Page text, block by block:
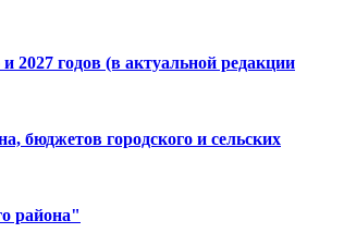
2027 годов (в актуальной редакции
бюджетов городского и сельских
района"